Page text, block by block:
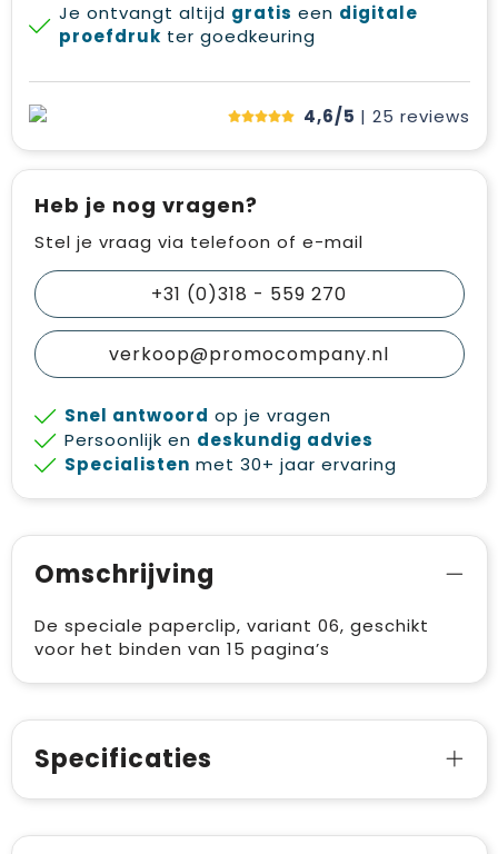
Je ontvangt altijd gratis een digitale
proefdruk ter goedkeuring
4,6/5 | 25 reviews
Heb je nog vragen?
Stel je vraag via telefoon of e-mail
+31 (0)318 - 559 270
verkoop@promocompany.nl
Snel antwoord op je vragen
Persoonlijk en deskundig advies
Specialisten met 30+ jaar ervaring
Omschrijving
De speciale paperclip, variant 06, geschikt
voor het binden van 15 pagina’s
Specificaties